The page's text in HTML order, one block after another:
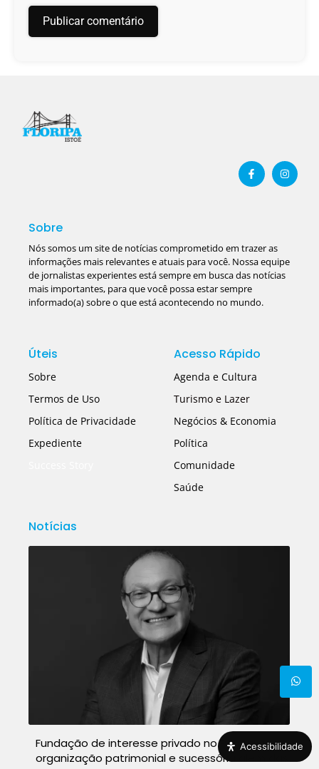
Sobre
Nós somos um site de notícias comprometido em trazer as
informações mais relevantes e atuais para você. Nossa equipe
de jornalistas experientes está sempre em busca das notícias
mais importantes, para que você possa estar sempre
informado(a) sobre o que está acontecendo no mundo.
Úteis
Sobre
Termos de Uso
Política de Privacidade
Expediente
Acesso Rápido
Agenda e Cultura
Turismo e Lazer
Negócios & Economia
Política
Comunidade
Saúde
Notícias
Fundação de interesse privado no Panamá:
organização patrimonial e sucessória além das
Acessibilidade